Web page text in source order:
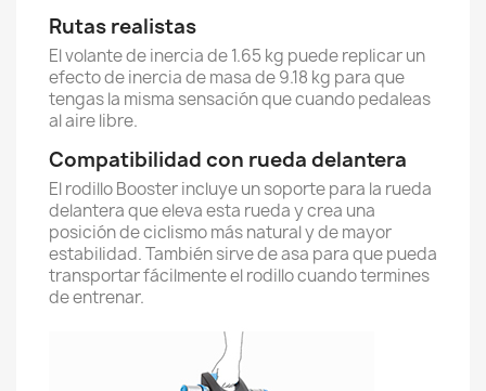
Rutas realistas
El volante de inercia de 1.65 kg puede replicar un
efecto de inercia de masa de 9.18 kg para que
tengas la misma sensación que cuando pedaleas
al aire libre.
Compatibilidad con rueda delantera
El rodillo Booster incluye un soporte para la rueda
delantera que eleva esta rueda y crea una
posición de ciclismo más natural y de mayor
estabilidad. También sirve de asa para que pueda
transportar fácilmente el rodillo cuando termines
de entrenar.